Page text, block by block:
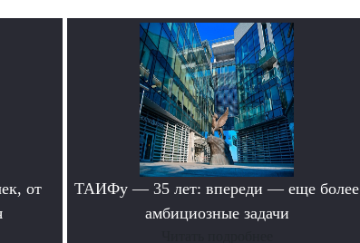
от
ТАИФу — 35 лет: впереди — еще более
амбициозные задачи